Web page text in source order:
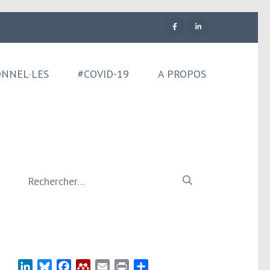
#COVID-19 A PROPOS
LinkedInBlueskyFacebookMendeley
Email Print